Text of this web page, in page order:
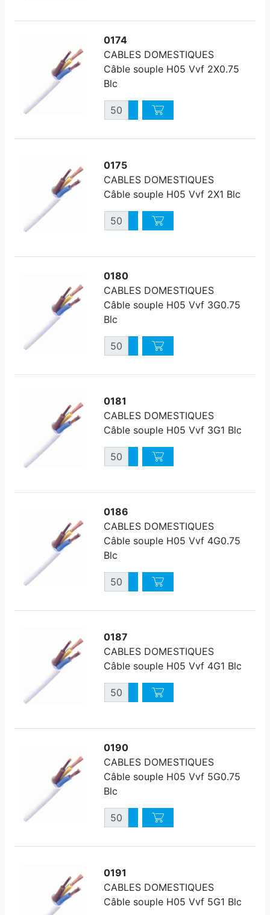
0174
CABLES DOMESTIQUES
Câble souple H05 Vvf 2X0.75
Blc
QuantitéAugmenter quantité
Diminuer quantité
0175
CABLES DOMESTIQUES
Câble souple H05 Vvf 2X1 Blc
QuantitéAugmenter quantité
Diminuer quantité
0180
CABLES DOMESTIQUES
Câble souple H05 Vvf 3G0.75
Blc
QuantitéAugmenter quantité
Diminuer quantité
0181
CABLES DOMESTIQUES
Câble souple H05 Vvf 3G1 Blc
QuantitéAugmenter quantité
Diminuer quantité
0186
CABLES DOMESTIQUES
Câble souple H05 Vvf 4G0.75
Blc
QuantitéAugmenter quantité
Diminuer quantité
0187
CABLES DOMESTIQUES
Câble souple H05 Vvf 4G1 Blc
QuantitéAugmenter quantité
Diminuer quantité
0190
CABLES DOMESTIQUES
Câble souple H05 Vvf 5G0.75
Blc
QuantitéAugmenter quantité
Diminuer quantité
0191
CABLES DOMESTIQUES
Câble souple H05 Vvf 5G1 Blc